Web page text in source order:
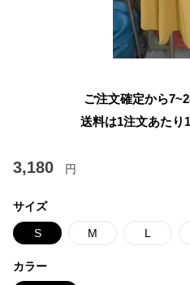
ご注文確定から
送料は1注文あたり
3,180 円
サイズ
S M L
カラー